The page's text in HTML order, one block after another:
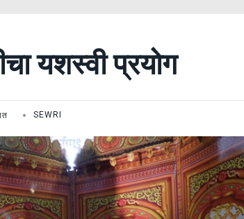
यशस्वी प्रयोग
SEWRI